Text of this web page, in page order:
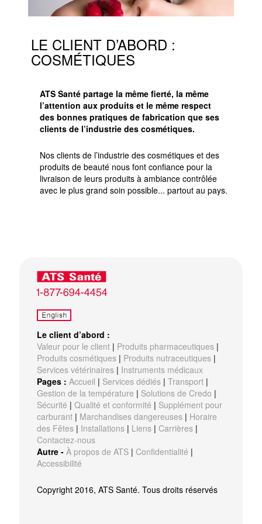
LE CLIENT D’ABORD :
COSMÉTIQUES
ATS Santé partage la même fierté, la même
l’attention aux produits et le même respect
des bonnes pratiques de fabrication que ses
clients de l’industrie des cosmétiques.
Nos clients de l’industrie des cosmétiques et des
produits de beauté nous font confiance pour la
livraison de leurs produits à ambiance contrôlée
avec le plus grand soin possible... partout au pays.
Le client d’abord :
Valeur pour le client | Produits pharmaceutiques |
Produits cosmétiques | Produits nutraceutiques |
Services vétérinaires | Instruments médicaux
Pages : Accueil | Services dédiés |Transport |
Gestion de la température | Solutions de Credo |
Sécurité |Qualité et conformité | Supplément pour
carburant | Marchandises dangereuses | Horaire
des Fêtes | Installations | Liens |Carrières |
Contactez-nous
Autre -À propos de ATS |Confidentialité |
Accessibilité
Copyright 2016, ATS Santé. Tous droits réservés